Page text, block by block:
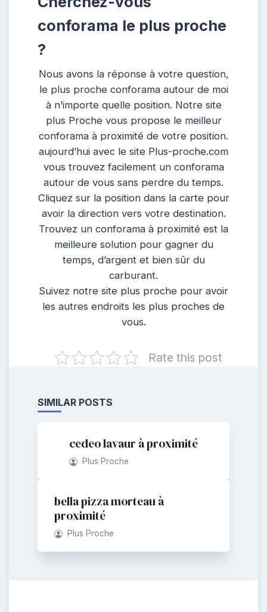
conforama le plus proche
?
Nous avons la réponse à votre question,
le plus proche conforama autour de moi
à n’importe quelle position. Notre site
plus Proche vous propose le meilleur
conforama à proximité de votre position.
aujourd’hui avec le site Plus-proche.com
vous trouvez facilement un conforama
autour de vous sans perdre du temps.
Cliquez sur la position dans la carte pour
avoir la direction vers votre destination.
Trouvez un conforama à proximité est la
meilleure solution pour gagner du
temps, d’argent et bien sûr du
carburant.
Suivez notre site plus proche pour avoir
les autres endroits les plus proches de
vous.
Rate this post
SIMILAR POSTS
cedeo lavaur à proximité
Plus Proche
bella pizza morteau à
proximité
Plus Proche